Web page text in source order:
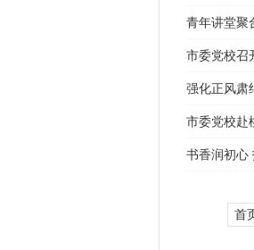
青年讲堂聚
市委党校召
强化正风肃
市委党校赴
书香润初心
首